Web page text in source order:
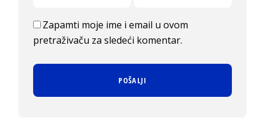
Zapamti moje ime i email u ovom
pretraživaču za sledeći komentar.